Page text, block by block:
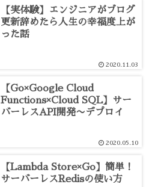
【実体験】エンジニアがブログ
更新辞めたら人生の幸福度上が
った話
2020.11.03
【Go×Google Cloud
Functions×Cloud SQL】サー
バーレスAPI開発〜デプロイ
2020.05.10
【Lambda Store×Go】簡単！
サーバーレスRedisの使い方